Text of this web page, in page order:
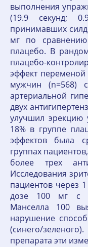
выполнения
(19.9 секунд;
принимавших
мг по
плацебо. В
плацебо-
эффект
мужчин (n=568)
артериальной
двух
улучшил
18% в группе
эффектов была
группах
более трех
Исследования
пациентов через
дозе 100 мг с
Манселла 100
нарушение
(синего/
препарата эти